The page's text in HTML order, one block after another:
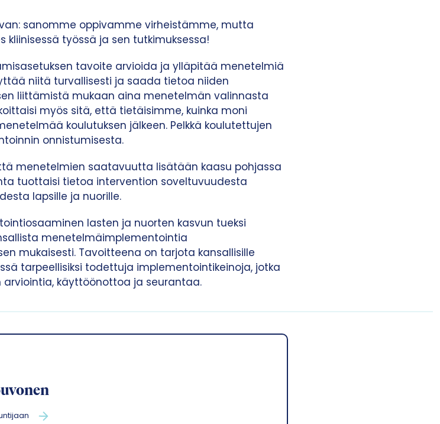
sanomme oppivamme virheistämme, mutta
työssä ja sen tutkimuksessa!
tavoite arvioida ja ylläpitää menetelmiä
niitä turvallisesti ja saada tietoa niiden
liittämistä mukaan aina menetelmän valinnasta
myös sitä, että tietäisimme, kuinka moni
koulutuksen jälkeen. Pelkkä koulutettujen
onnistumisesta.
menetelmien saatavuutta lisätään kaasu pohjassa
tuottaisi tietoa intervention soveltuvuudesta
lapsille ja nuorille.
lasten ja nuorten kasvun tueksi
menetelmäimplementointia
mukaisesti. Tavoitteena on tarjota kansallisille
tarpeellisiksi todettuja implementointikeinoja, jotka
käyttöönottoa ja seurantaa.